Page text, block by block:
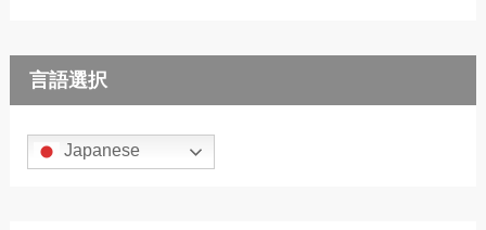
言語選択
Japanese